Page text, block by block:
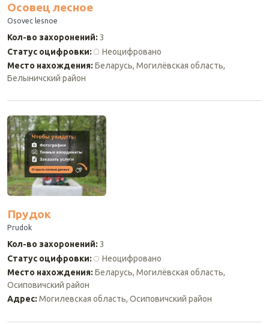
Осовец лесное
Osovec lesnoe
Кол-во захоронений: 3
Статус оцифровки:
Неоцифровано
Место нахождения: Беларусь, Могилёвская область,
Белыничский район
Прудок
Prudok
Кол-во захоронений: 3
Статус оцифровки:
Неоцифровано
Место нахождения: Беларусь, Могилёвская область,
Осиповичский район
Адрес: Могилевская область, Осиповичский район